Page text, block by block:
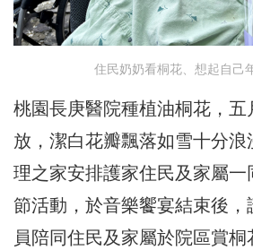
住民奶奶看桐花、想起自己
桃園長庚醫院種植油桐花，五
放，潔白花瓣飄落如雪十分浪
理之家安排護家住民及家屬一
節活動，於音樂饗宴結束後，
員陪同住民及家屬於院區賞